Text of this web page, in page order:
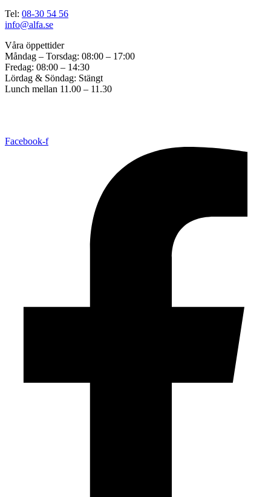
Tel: 08-30 54 56
info@alfa.se
Våra öppettider
Måndag – Torsdag: 08:00 – 17:00
Fredag: 08:00 – 14:30
Lördag & Söndag: Stängt
Lunch mellan 11.00 – 11.30
Facebook-f